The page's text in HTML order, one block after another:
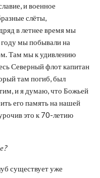
и военное
слёты,
в летнее время мы
мы побывали на
Там мы к удивлению
Северный флот капитан
там погиб, был
и я думаю, что Божьей
его память на нашей
это к 70-летию
существует уже